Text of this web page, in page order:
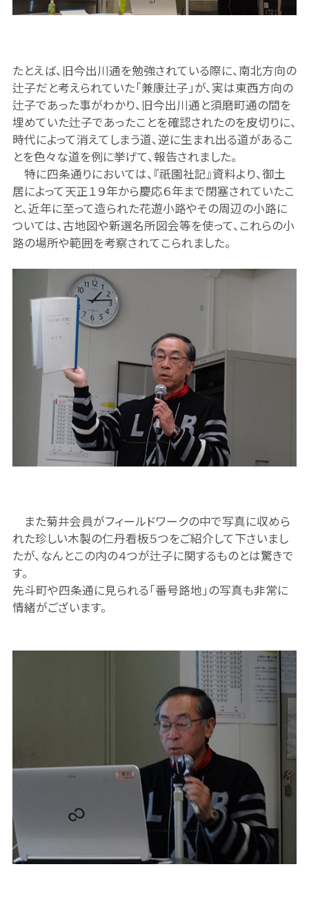
たとえば、旧今出川通を勉強されている際に、南北方向の
辻子だと考えられていた「兼康辻子」が、実は東西方向の
辻子であった事がわかり、旧今出川通と須磨町通の間を
埋めていた辻子であったことを確認されたのを皮切りに、
時代によって消えてしまう道、逆に生まれ出る道があるこ
とを色々な道を例に挙げて、報告されました。
特に四条通りにおいては、『祇園社記』資料より、御土
居によって天正１９年から慶応６年まで閉塞されていたこ
と、近年に至って造られた花遊小路やその周辺の小路に
ついては、古地図や新選名所図会等を使って、これらの小
路の場所や範囲を考察されてこられました。
また菊井会員がフィールドワークの中で写真に収めら
れた珍しい木製の仁丹看板５つをご紹介して下さいまし
たが、なんとこの内の４つが辻子に関するものとは驚きで
す。
先斗町や四条通に見られる「番号路地」の写真も非常に
情緒がございます。